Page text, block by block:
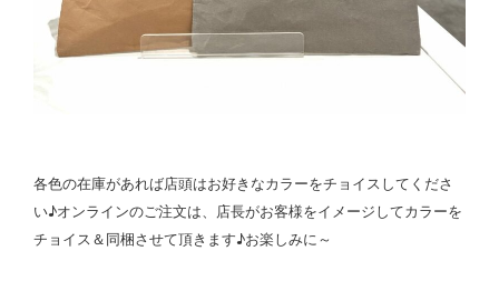
各色の在庫があれば店頭はお好きなカラーをチョイスしてくださ
い♪オンラインのご注文は、店長がお客様をイメージしてカラーを
チョイス＆同梱させて頂きます♪お楽しみに～